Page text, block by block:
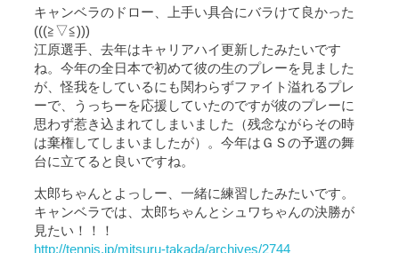
キャンベラのドロー、上手い具合にバラけて良かった
(((≧▽≦)))
江原選手、去年はキャリアハイ更新したみたいです
ね。今年の全日本で初めて彼の生のプレーを見ました
が、怪我をしているにも関わらずファイト溢れるプレ
ーで、うっちーを応援していたのですが彼のプレーに
思わず惹き込まれてしまいました（残念ながらその時
は棄権してしまいましたが）。今年はＧＳの予選の舞
台に立てると良いですね。
太郎ちゃんとよっしー、一緒に練習したみたいです。
キャンベラでは、太郎ちゃんとシュワちゃんの決勝が
見たい！！！
http://tennis.jp/mitsuru-takada/archives/2744